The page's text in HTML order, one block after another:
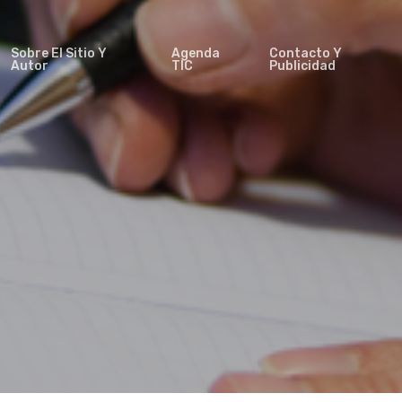
Sobre El Sitio Y
Autor
Agenda
TIC
Contacto Y
Publicidad